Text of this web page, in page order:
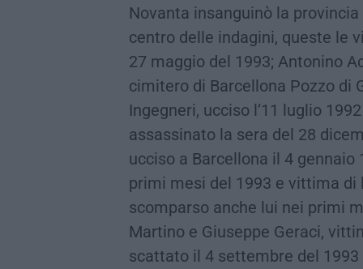
Novanta insanguinò la
centro delle indagini, queste le
27 maggio del 1993; Antonino
cimitero di Barcellona Pozzo di
Ingegneri, ucciso l’11 luglio
assassinato la sera del 28
ucciso a Barcellona il 4 gennaio
primi mesi del 1993 e vittima di
scomparso anche lui nei primi
Martino e Giuseppe Geraci,
scattato il 4 settembre del 1993